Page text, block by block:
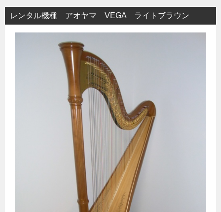
レンタル機種 アオヤマ VEGA ライトブラウン